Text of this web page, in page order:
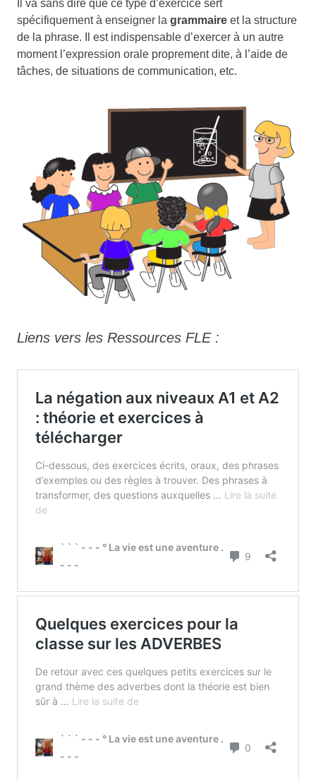
Il va sans dire que ce type d’exercice sert
spécifiquement à enseigner la grammaire et la structure
de la phrase. Il est indispensable d’exercer à un autre
moment l’expression orale proprement dite, à l’aide de
tâches, de situations de communication, etc.
Liens vers les Ressources FLE :